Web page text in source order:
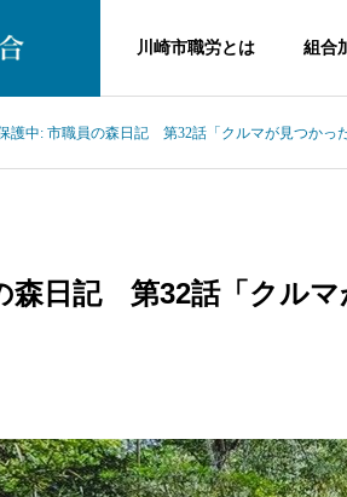
川崎市職労とは 組合
福祉関連事業
日記
山の
保護中: 市職員の
第37話「お噂はか
護中: 市職員の森日記 第32話「クルマが見つかっ
森日記 第32話「クル